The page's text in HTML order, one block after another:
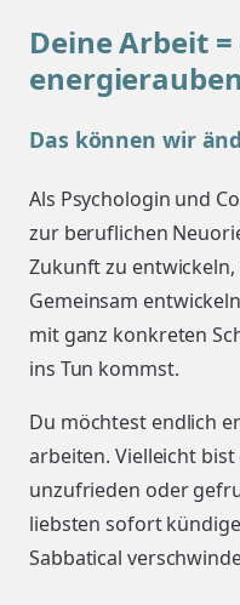
Deine Arbeit
Das können wir
Als Psychologin und
zur beruflichen
Zukunft zu entwickeln,
Gemeinsam
mit ganz konkreten
ins Tun kommst.
Du möchtest endlich
arbeiten. Vielleicht
unzufrieden oder
liebsten sofort
Sabbatical